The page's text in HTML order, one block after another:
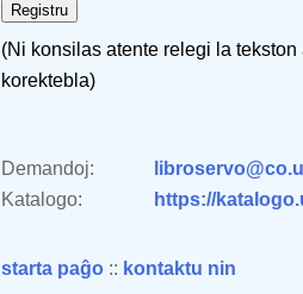
(Ni konsilas atente relegi la
korektebla)
Demandoj:
Katalogo:
https://
starta paĝo :: kontaktu nin